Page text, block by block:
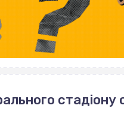
стадіону